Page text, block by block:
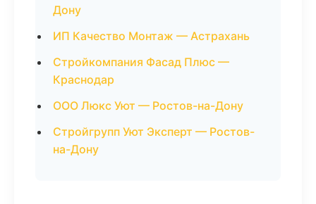
Дону
ИП Качество Монтаж — Астрахань
Стройкомпания Фасад Плюс —
Краснодар
ООО Люкс Уют — Ростов-на-Дону
Стройгрупп Уют Эксперт — Ростов-
на-Дону